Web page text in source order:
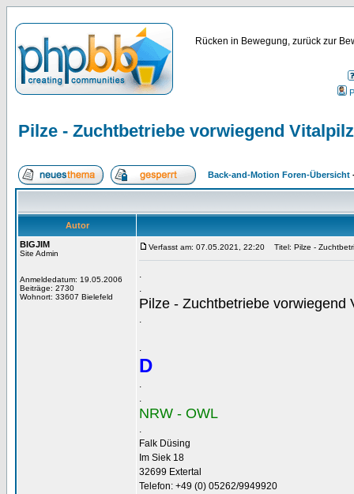
Rücken in Bewegung, zurück zur
Pilze - Zuchtbetriebe vorwiegend
Back-and-Motion Foren-Übersicht
Autor
BIGJIM
Site Admin
Anmeldedatum: 19.05.2006
Beiträge: 2730
Wohnort: 33607 Bielefeld
Verfasst am: 07.05.2021, 22:20 Titel: Pilze -
.
.
Pilze - Zuchtbetriebe vorwiegend
.
.
D
.
.
NRW - OWL
.
Falk Düsing
Im Siek 18
32699 Extertal
Telefon: +49 (0) 05262/9949920